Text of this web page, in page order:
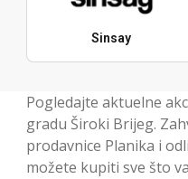
Sinsay
Pogledajte aktuelne
gradu Široki Brijeg.
prodavnice Planika i
možete kupiti sve što